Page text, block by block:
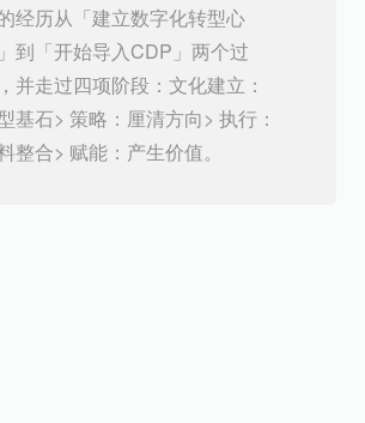
经历从「建立数字化转型心
到「开始导入CDP」两个过
并走过四项阶段：文化建立：
基石> 策略：厘清方向> 执行：
整合> 赋能：产生价值。